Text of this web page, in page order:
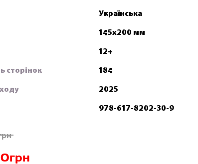
Українська
145х200 мм
12+
сторінок
184
2025
978-617-8202-30-9